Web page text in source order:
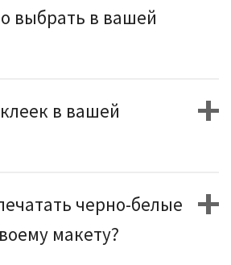
выбрать в вашей
в вашей
черно-белые
макету?